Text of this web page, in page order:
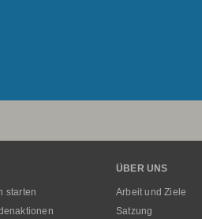
starten
ÜBER UNS
Arbeit und Ziele
Satzung